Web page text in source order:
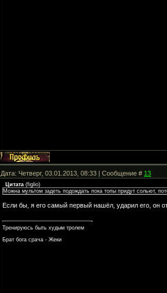
Дата: Четверг, 03.01.2013, 08:33 | Сообщение #13
Цитата (figlio)
Можна мультом задеть подождать пока топы придут сольют,
Если бы, я его самый первый нашёл, ударил его, он
Тренируюсь быть худым тролем
Брат бога срача - Жеки